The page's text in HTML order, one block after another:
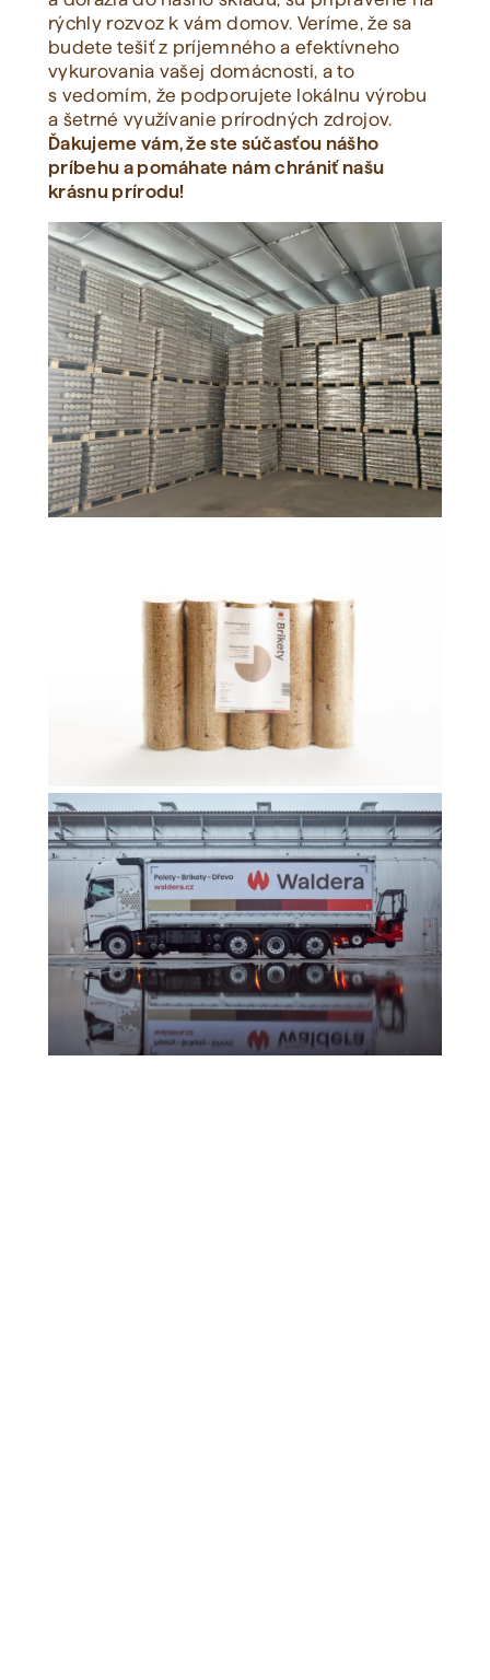
rýchly rozvoz k vám domov. Veríme, že sa
budete tešiť z príjemného a efektívneho
vykurovania vašej domácnosti, a to
s vedomím, že podporujete lokálnu výrobu
a šetrné využívanie prírodných zdrojov.
Ďakujeme vám, že ste súčasťou nášho
príbehu a pomáhate nám chrániť našu
krásnu prírodu!